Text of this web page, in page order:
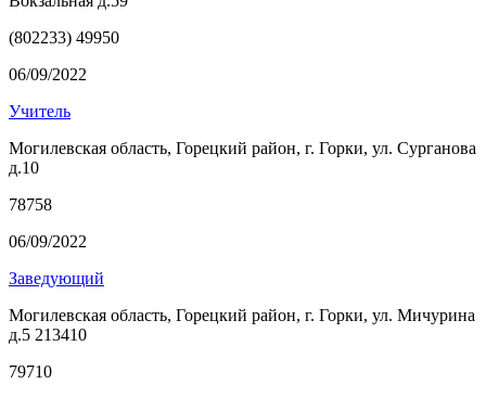
(802233) 49950
06/09/2022
Учитель
Могилевская область, Горецкий район, г. Горки, ул. Сурганова
д.10
78758
06/09/2022
Заведующий
Могилевская область, Горецкий район, г. Горки, ул. Мичурина
д.5 213410
79710